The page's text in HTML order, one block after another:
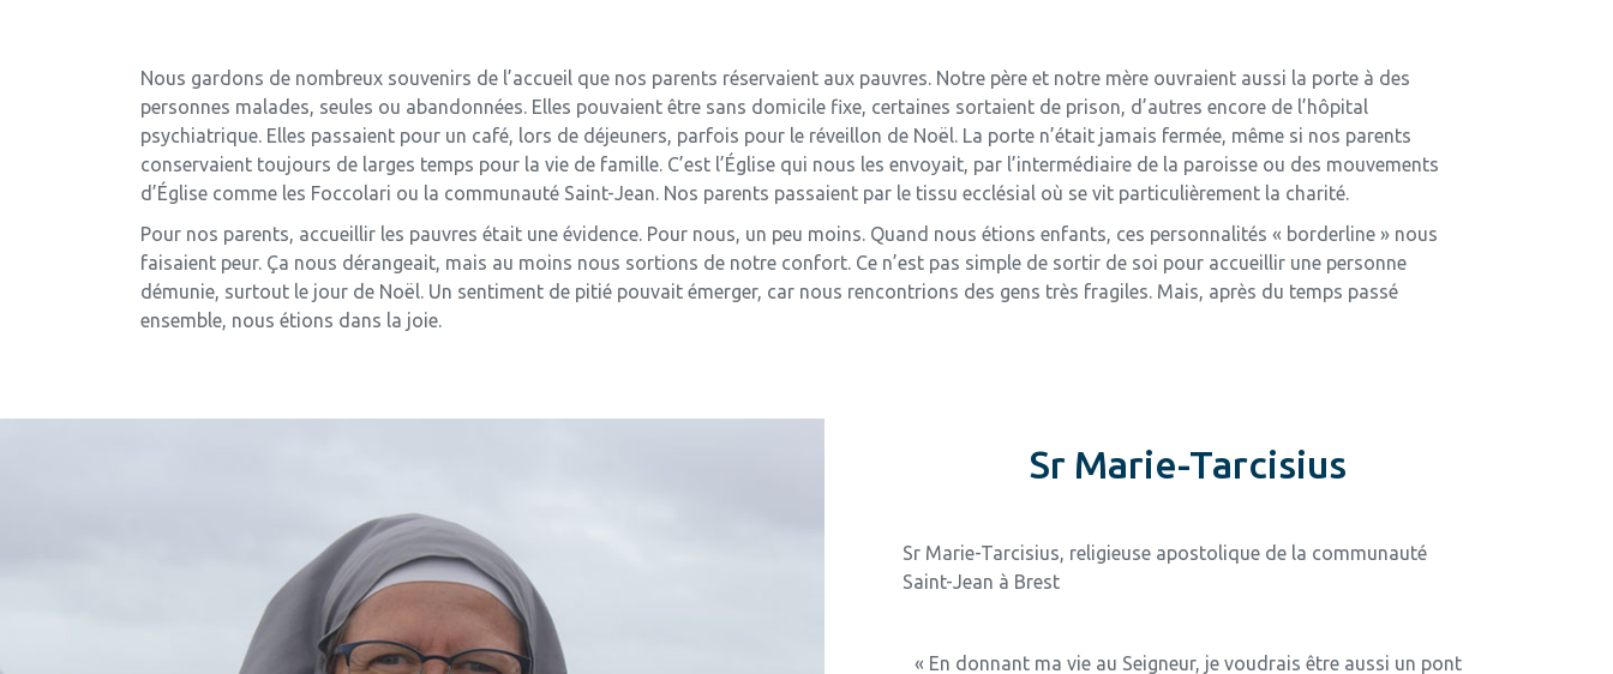
Nous gardons de nombreux souvenirs de l’accueil que nos parents réservaient aux pauvres. Notre père et notre mère ouvraient aussi la porte à des
personnes malades, seules ou abandonnées. Elles pouvaient être sans domicile fixe, certaines sortaient de prison, d’autres encore de l’hôpital
psychiatrique. Elles passaient pour un café, lors de déjeuners, parfois pour le réveillon de Noël. La porte n’était jamais fermée, même si nos parents
conservaient toujours de larges temps pour la vie de famille. C’est l’Église qui nous les envoyait, par l’intermédiaire de la paroisse ou des mouvements
d’Église comme les Foccolari ou la communauté Saint-Jean. Nos parents passaient par le tissu ecclésial où se vit particulièrement la charité.
Pour nos parents, accueillir les pauvres était une évidence. Pour nous, un peu moins. Quand nous étions enfants, ces personnalités « borderline » nous
faisaient peur. Ça nous dérangeait, mais au moins nous sortions de notre confort. Ce n’est pas simple de sortir de soi pour accueillir une personne
démunie, surtout le jour de Noël. Un sentiment de pitié pouvait émerger, car nous rencontrions des gens très fragiles. Mais, après du temps passé
ensemble, nous étions dans la joie.
Sr Marie-Tarcisius
Sr Marie-Tarcisius, religieuse apostolique de la communauté
Saint-Jean à Brest
« En donnant ma vie au Seigneur, je voudrais être aussi un pont